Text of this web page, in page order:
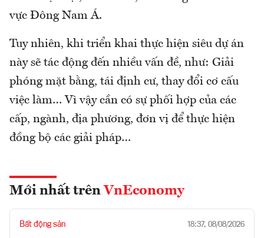
vực Đông Nam Á.
Tuy nhiên, khi triển khai thực hiện siêu dự án
này sẽ tác động đến nhiều vấn đề, như: Giải
phóng mặt bằng, tái định cư, thay đổi cơ cấu
việc làm… Vì vậy cần có sự phối hợp của các
cấp, ngành, địa phương, đơn vị để thực hiện
đồng bộ các giải pháp…
Mới nhất trên VnEconomy
Bất động sản 18:37, 08/08/2026